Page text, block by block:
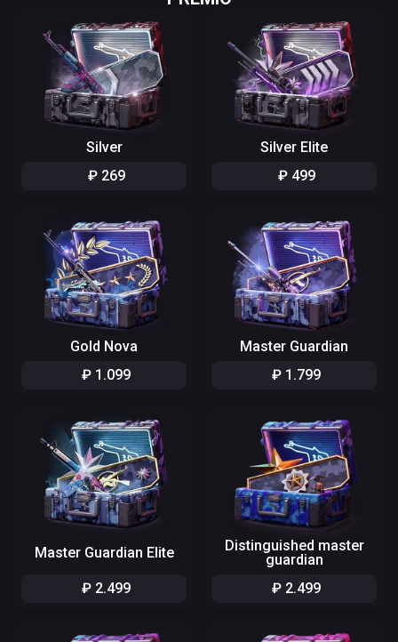
Silver
₽ 269
Silver Elite
₽ 499
Gold Nova
₽ 1 .099
Master Guardian
₽ 1 .799
Master Guardian Elite
₽ 2.499
Distinguished master
guardian
₽ 2.499